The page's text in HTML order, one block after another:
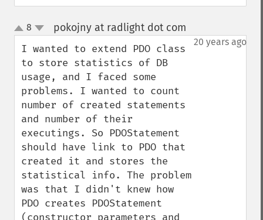
up
down
8 pokojny at radlight dot com
20 years ago
I wanted to extend PDO class
to store statistics of DB
usage, and I faced some
problems. I wanted to count
number of created statements
and number of their
executings. So PDOStatement
should have link to PDO that
created it and stores the
statistical info. The problem
was that I didn't knew how
PDO creates PDOStatement
(constructor parameters and